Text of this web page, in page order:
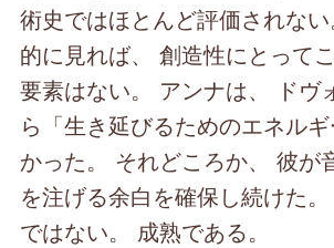
術史ではほとんど評価されな
的に見れば、 創造性にとって
要素はない。 アンナは、 ドヴ
ら「生き延びるためのエネル
かった。 それどころか、 彼が
を注げる余白を確保し続けた
ではない。 成熟である。